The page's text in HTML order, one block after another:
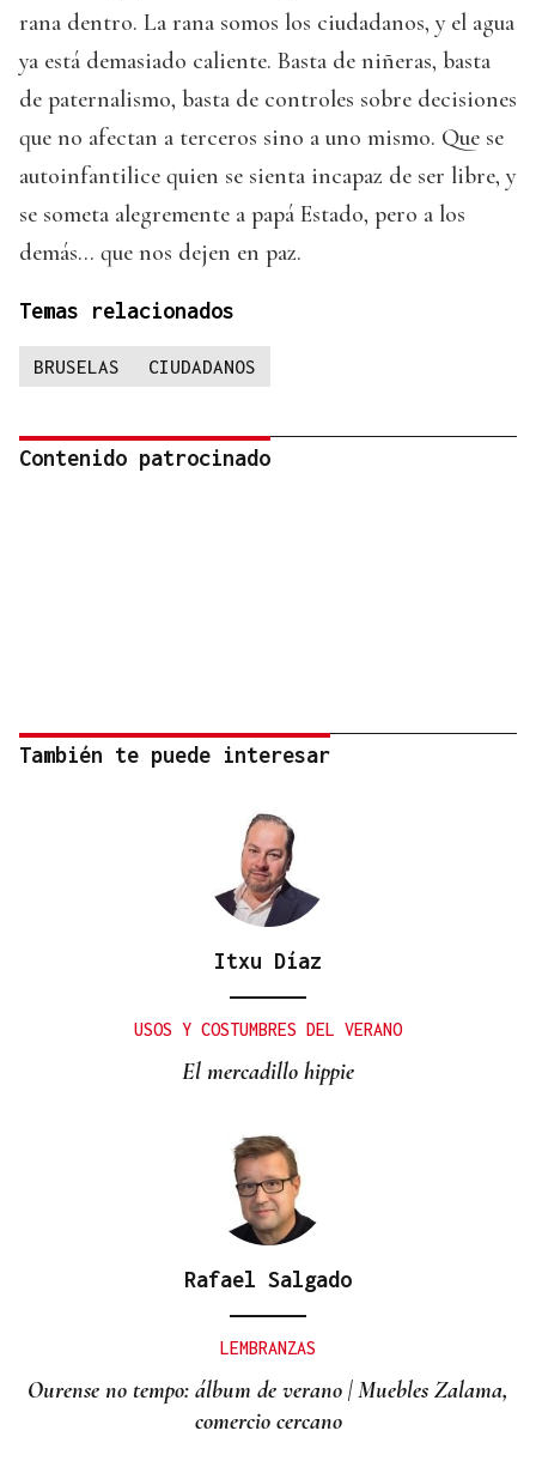
rana dentro. La rana somos los ciudadanos, y el agua
ya está demasiado caliente. Basta de niñeras, basta
de paternalismo, basta de controles sobre decisiones
que no afectan a terceros sino a uno mismo. Que se
autoinfantilice quien se sienta incapaz de ser libre, y
se someta alegremente a papá Estado, pero a los
demás… que nos dejen en paz.
Temas relacionados
BRUSELAS CIUDADANOS
Contenido patrocinado
También te puede interesar
Itxu Díaz
USOS Y COSTUMBRES DEL VERANO
El mercadillo hippie
Rafael Salgado
LEMBRANZAS
Ourense no tempo: álbum de verano | Muebles Zalama,
comercio cercano